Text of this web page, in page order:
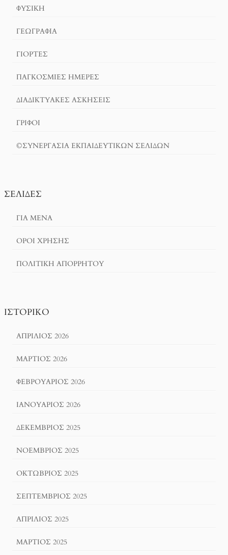
ΦΥΣΙΚΗ
ΓΕΩΓΡΑΦΊΑ
ΓΙΟΡΤΈΣ
ΠΑΓΚΟΣΜΙΕΣ ΗΜΕΡΕΣ
ΔΙΑΔΙΚΤΥΑΚΈΣ ΑΣΚΉΣΕΙΣ
ΓΡΙΦΟΙ
©ΣΥΝΕΡΓΑΣΙΑ ΕΚΠΑΙΔΕΥΤΙΚΩΝ ΣΕΛΙΔΩΝ
ΣΕΛΊΔΕΣ
ΓΙΑ ΜΕΝΑ
ΌΡΟΙ ΧΡΗΣΗΣ
ΠΟΛΙΤΙΚΉ ΑΠΟΡΡΉΤΟΥ
ΙΣΤΟΡΙΚΌ
ΑΠΡΊΛΙΟΣ 2026
ΜΆΡΤΙΟΣ 2026
ΦΕΒΡΟΥΆΡΙΟΣ 2026
ΙΑΝΟΥΆΡΙΟΣ 2026
ΔΕΚΈΜΒΡΙΟΣ 2025
ΝΟΈΜΒΡΙΟΣ 2025
ΟΚΤΏΒΡΙΟΣ 2025
ΣΕΠΤΈΜΒΡΙΟΣ 2025
ΑΠΡΊΛΙΟΣ 2025
ΜΆΡΤΙΟΣ 2025